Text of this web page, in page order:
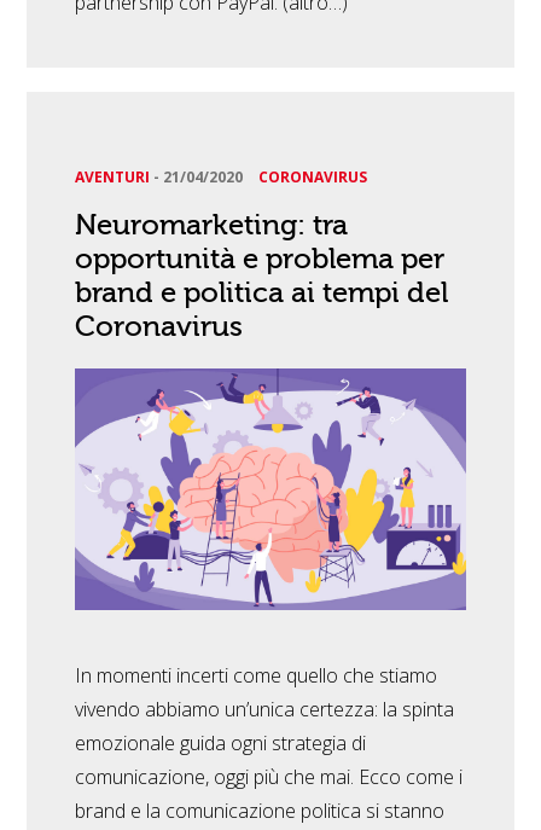
AVENTURI - 21/04/2020 CORONAVIRUS
Neuromarketing: tra
opportunità e problema per
brand e politica ai tempi del
Coronavirus
In momenti incerti come quello che stiamo
vivendo abbiamo un’unica certezza: la spinta
emozionale guida ogni strategia di
comunicazione, oggi più che mai. Ecco come i
brand e la comunicazione politica si stanno